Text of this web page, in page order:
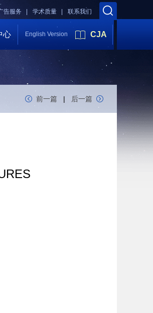
联系我们
学术质量 |
告服务 |
心 English Version CJA
前一篇 | 后一篇